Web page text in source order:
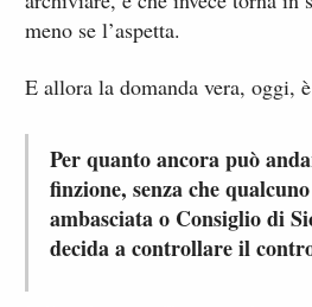
meno se l’aspetta.
E allora la domanda vera, oggi,
Per quanto ancora può
finzione, senza che
ambasciata o Consiglio di
decida a controllare il